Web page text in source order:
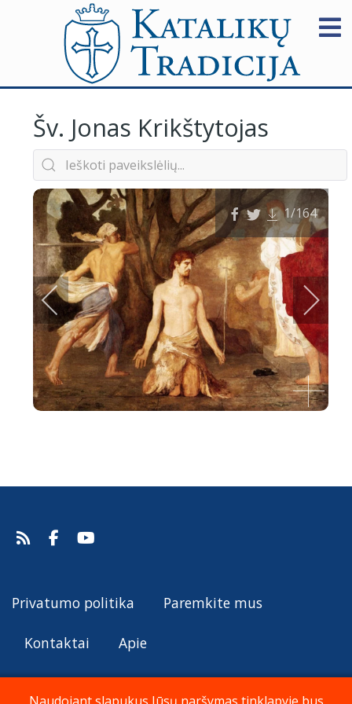
Šv. Jonas Krikštytojas
1/164
Šaltinis:Web Gallery of Art
Privatumo politika Paremkite mus
Kontaktai Apie